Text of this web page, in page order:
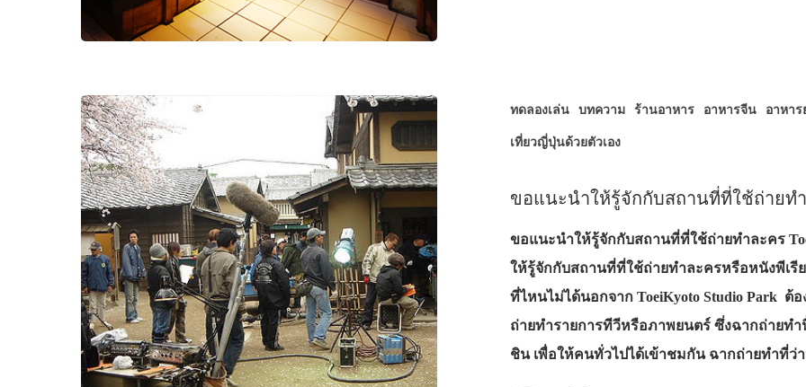
ทดลองเล่น บทความ ร้านอาหาร อาหารจีน อาหาร
เที่ยวญี่ปุ่นด้วยตัวเอง
ขอแนะนำให้รู้จักกับสถานที่ที่ใช้ถ่ายทำ
ขอแนะนำให้รู้จักกับสถานที่ที่ใช้ถ่ายทำละคร
ให้รู้จักกับสถานที่ที่ใช้ถ่ายทำละครหรือหนังพีเรี
ที่ไหนไม่ได้นอกจาก ToeiKyoto Studio Park ต้
ถ่ายทำรายการทีวีหรือภาพยนตร์ ซึ่งฉากถ่ายทำ
ชิน เพื่อให้คนทั่วไปได้เข้าชมกัน ฉากถ่ายทำที่ว่